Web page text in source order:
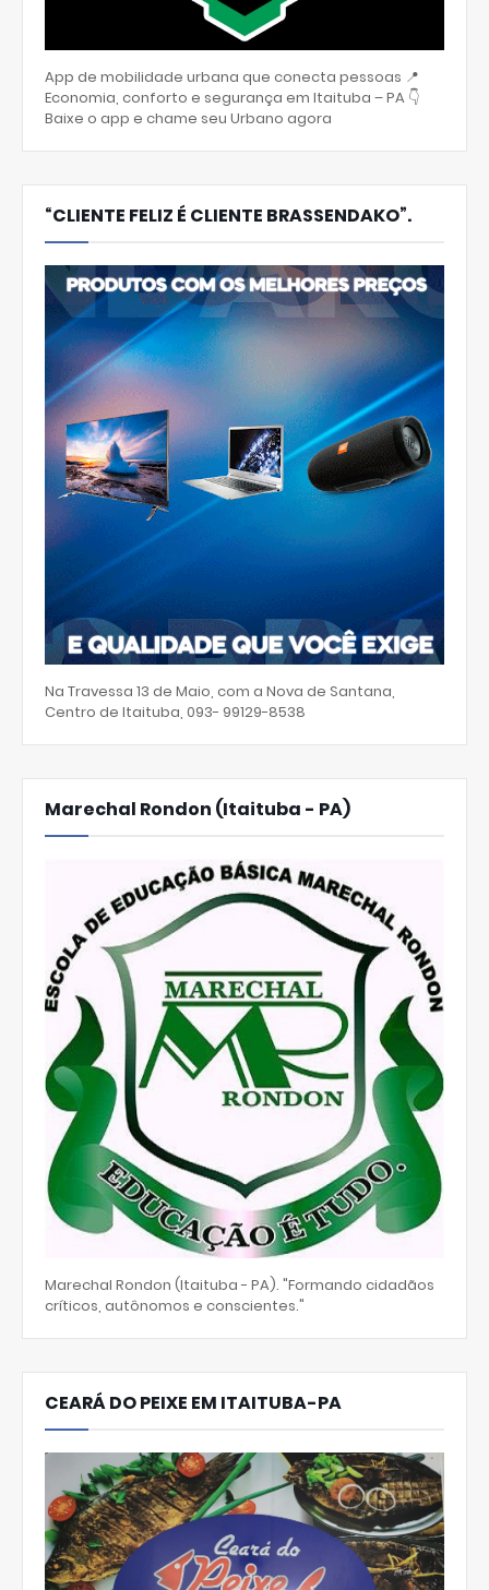
App de mobilidade urbana que conecta pessoas 📍
Economia, conforto e segurança em Itaituba – PA 👇
Baixe o app e chame seu Urbano agora
“CLIENTE FELIZ É CLIENTE BRASSENDAKO”.
Na Travessa 13 de Maio, com a Nova de Santana,
Centro de Itaituba, 093- 99129-8538
Marechal Rondon (Itaituba - PA)
Marechal Rondon (Itaituba - PA). "Formando cidadãos
críticos, autônomos e conscientes."
CEARÁ DO PEIXE EM ITAITUBA-PA